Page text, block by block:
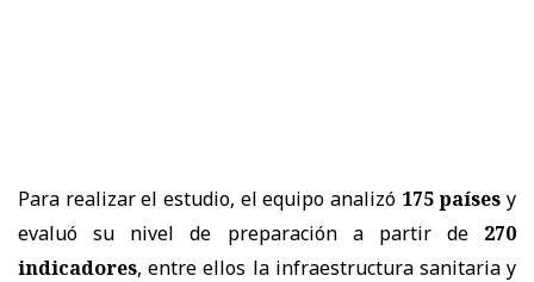
Para realizar el estudio, el equipo analizó 175 países y
evaluó su nivel de preparación a partir de 270
indicadores, entre ellos la infraestructura sanitaria y